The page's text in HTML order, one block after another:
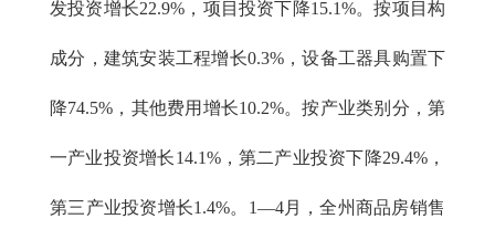
发投资增长22.9%，项目投资下降15.1%。按项目构
成分，建筑安装工程增长0.3%，设备工器具购置下
降74.5%，其他费用增长10.2%。按产业类别分，第
一产业投资增长14.1%，第二产业投资下降29.4%，
第三产业投资增长1.4%。1—4月，全州商品房销售